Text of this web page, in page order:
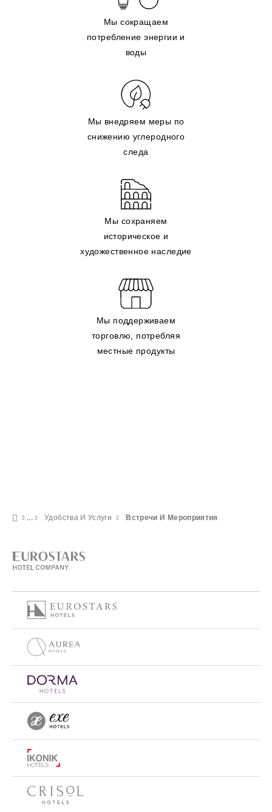
Мы сокращаем
потребление энергии и
воды
Мы внедряем меры по
снижению углеродного
следа
Мы сохраняем
историческое и
художественное наследие
Мы поддерживаем
торговлю, потребляя
местные продукты
Удобства И Услуги Встречи И Мероприятия